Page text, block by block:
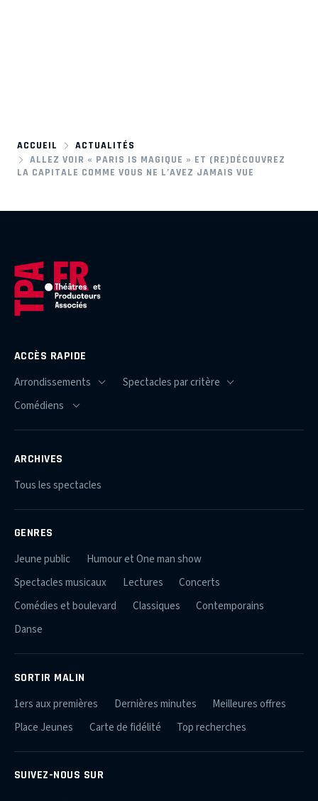
ACCUEIL
ACTUALITÉS
ALLEZ VOIR « PARIS IS MAGIQUE » ET (RE)DÉCOUVREZ
LA CAPITALE COMME VOUS NE L’AVEZ JAMAIS VUE
ACCÈS RAPIDE
ARCHIVES
Tous les spectacles
GENRES
Jeune public
Humour et One man show
Spectacles musicaux
Lectures
Concerts
Comédies et boulevard
Classiques
Contemporains
Danse
SORTIR MALIN
1ers aux premières Dernières minutes
Meilleures offres
Place Jeunes
Carte de fidélité Top recherches
SUIVEZ-NOUS SUR